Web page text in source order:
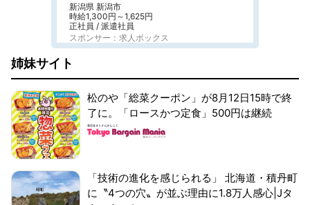
新潟県 新潟市
時給1,300円～1,625円
正社員 / 派遣社員
スポンサー：求人ボックス
姉妹サイト
松のや「総菜クーポン」が8月12日15時で終
了に。「ロースかつ定食」500円は継続
「技術の進化を感じられる」 北海道・積丹町
に〝4つの穴〟が並ぶ理由に1.8万人感心|Jタ